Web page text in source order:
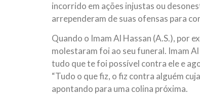
incorrido em ações injustas ou
arrependeram de suas ofensas para
Quando o Imam Al Hassan (A.S.), por
molestaram foi ao seu funeral. Imam
tudo que te foi possível contra ele e
“Tudo o que fiz, o fiz contra alguém
apontando para uma colina próxima.